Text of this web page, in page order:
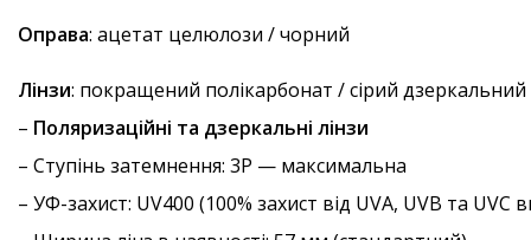
Оправа: ацетат целюлози / чорний
Лінзи: покращений полікарбонат / сірий дзеркальний
– Поляризаційні та дзеркальні лінзи
– Ступінь затемнення: 3P — максимальна
– УФ-захист: UV400 (100% захист від UVA, UVB та